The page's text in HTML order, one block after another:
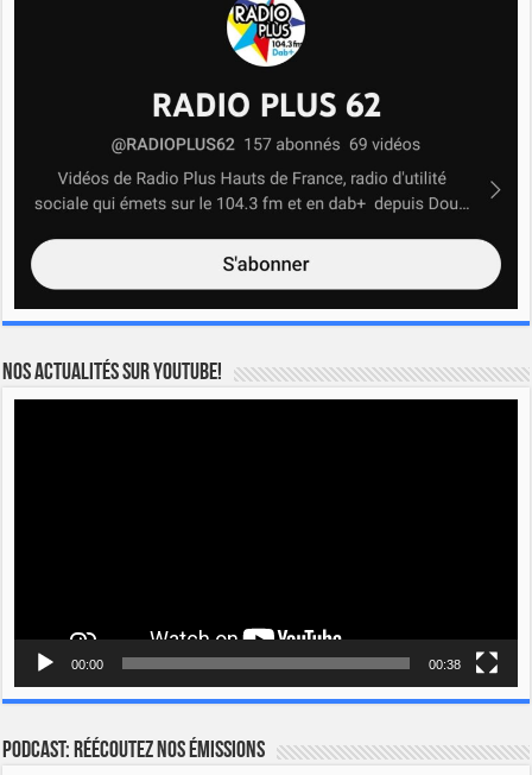
Nos actualités sur YOUTUBE!
00:00 00:38
Podcast: Réécoutez nos émissions